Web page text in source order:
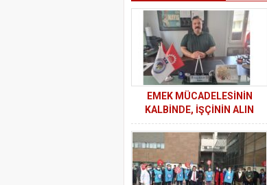
EMEK MÜCADELESİNİN
KALBİNDE, İŞÇİNİN ALIN
TERİNİ SAVUNAN GÜÇLÜ BİR
SES: DİSK (DEVRİMCİ İŞÇİ
SENDİKALARI
KONFEDERASYONU) ADANA 1
NOLU ŞUBE BAŞKANI ERSOY